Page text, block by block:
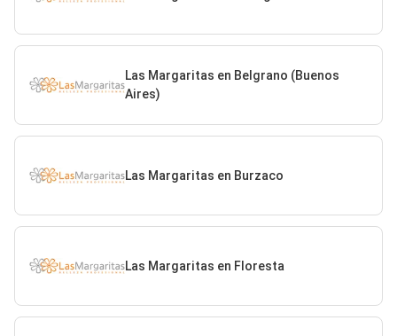
Las Margaritas en Belgrano (Buenos
Aires)
Las Margaritas en Burzaco
Las Margaritas en Floresta